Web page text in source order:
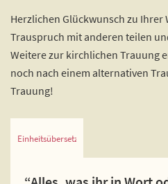
Herzlichen Glückwunsch zu Ihrer
Trauspruch mit anderen teilen
Weitere zur kirchlichen Trauung
noch nach einem alternativen
Trauung!
Einheitsübersetzung